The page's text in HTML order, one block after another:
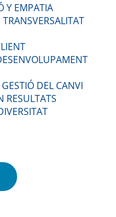
Y EMPATIA
DEL CANVI
RESULTATS